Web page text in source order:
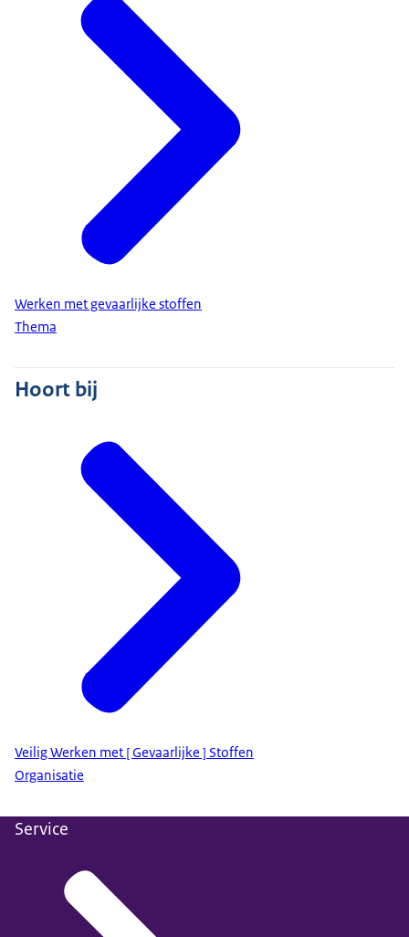
Werken met gevaarlijke stoffen
Thema
Hoort bij
Veilig Werken met [ Gevaarlijke ] Stoffen
Organisatie
Service